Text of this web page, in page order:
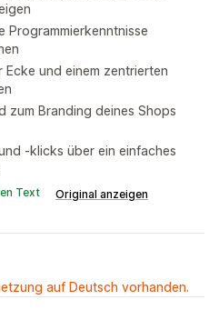
Programmierkenntnisse
Ecke und einem zentrierten
zum Branding deines Shops
-klicks über ein einfaches
Text Original anzeigen
auf Deutsch vorhanden.